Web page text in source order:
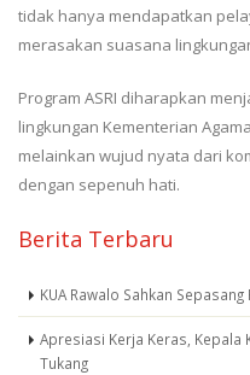
tidak hanya mendapatkan
merasakan suasana
Program ASRI diharapkan
lingkungan Kementerian
melainkan wujud nyata dari
dengan sepenuh hati.
Berita Terbaru
KUA Rawalo Sahkan
Apresiasi Kerja Keras, Kepala
Tukang